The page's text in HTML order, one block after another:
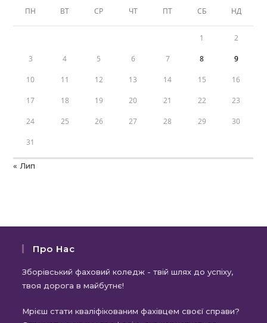
ПН ВТ СР ЧТ ПТ СБ НД
1 2
3 4 5 6 7 8 9
10 11 12 13 14 15 16
17 18 19 20 21 22 23
24 25 26 27 28 29 30
31
« Лип
Про Нас
Зборівський фаховий коледж - твій шлях до успіху,
твоя дорога в майбутнє!
Мрієш стати кваліфікованим фахівцем своєї справи?